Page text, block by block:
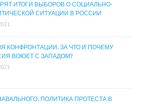
ИТОГИ ВЫБОРОВ О СОЦИАЛЬНО-
СИТУАЦИИ В РОССИИ
КОНФРОНТАЦИИ. ЗА ЧТО И ПОЧЕМУ
ВОЮЕТ С ЗАПАДОМ?
ПОЛИТИКА ПРОТЕСТА В